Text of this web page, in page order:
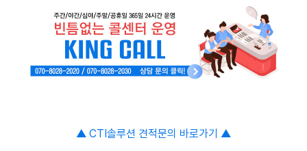
▲ CTI솔루션 견적문의 바로가기 ▲